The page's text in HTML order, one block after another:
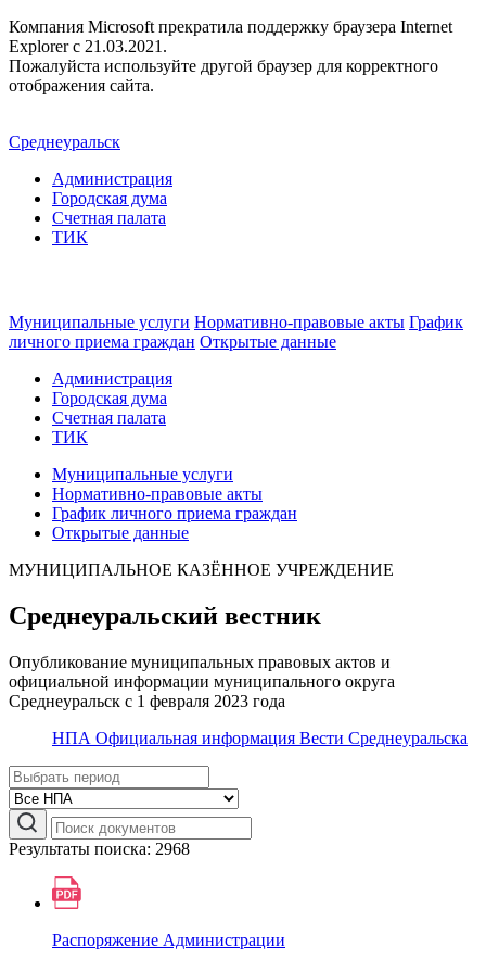
Компания Microsoft прекратила поддержку браузера Internet
Explorer c 21.03.2021.
Пожалуйста используйте другой браузер для корректного
отображения сайта.
Среднеуральск
Администрация
Городская дума
Счетная палата
ТИК
Муниципальные услуги Нормативно-правовые акты График
личного приема граждан Открытые данные
Администрация
Городская дума
Счетная палата
ТИК
Муниципальные услуги
Нормативно-правовые акты
График личного приема граждан
Открытые данные
МУНИЦИПАЛЬНОЕ КАЗЁННОЕ УЧРЕЖДЕНИЕ
Среднеуральский вестник
Опубликование муниципальных правовых актов и
официальной информации муниципального округа
Среднеуральск с 1 февраля 2023 года
НПА Официальная информация Вести Среднеуральска
Результаты поиска: 2968
Распоряжение Администрации